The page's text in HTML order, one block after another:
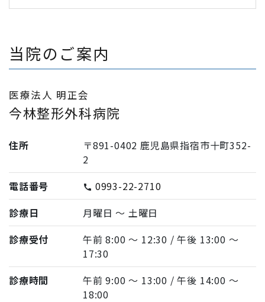
当院のご案内
医療法人 明正会
今林整形外科病院
住所
〒891-0402 鹿児島県指宿市十町352-
2
電話番号
call 0993-22-2710
診療日
月曜日 〜 土曜日
診療受付
午前 8:00 〜 12:30 / 午後 13:00 〜
17:30
診療時間
午前 9:00 〜 13:00 / 午後 14:00 〜
18:00